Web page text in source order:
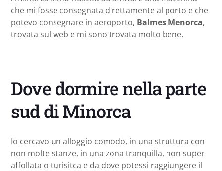
che mi fosse consegnata direttamente al porto e che
potevo consegnare in aeroporto, Balmes Menorca,
trovata sul web e mi sono trovata molto bene.
Dove dormire nella parte
sud di Minorca
Io cercavo un alloggio comodo, in una struttura con
non molte stanze, in una zona tranquilla, non super
affollata o turisitca e da dove potessi raggiungere il